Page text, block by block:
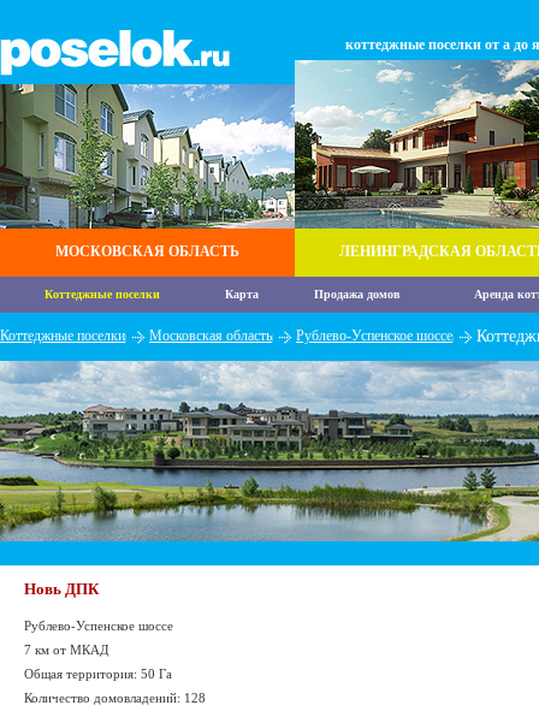
МОСКОВСКАЯ ОБЛАСТЬ
коттеджные поселки от а до я
ЛЕНИНГРАДСКАЯ
Коттеджные поселки Карта Продажа домов Аренда
Коттеджные поселки Московская область Рублево-Успенское шоссе
Новь ДПК
Рублево-Успенское шоссе
7 км от МКАД
Общая территория: 50 Га
Количество домовладений: 128